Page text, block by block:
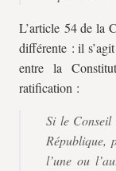
L’article 54 de la
différente : il
entre la
ratification :
Si le
République,
l’une ou